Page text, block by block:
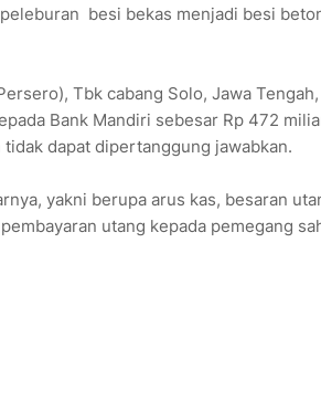
besi bekas menjadi besi
Tbk cabang Solo, Jawa
Bank Mandiri sebesar Rp 472
dapat dipertanggung jawabkan.
yakni berupa arus kas, besaran
utang kepada pemegang